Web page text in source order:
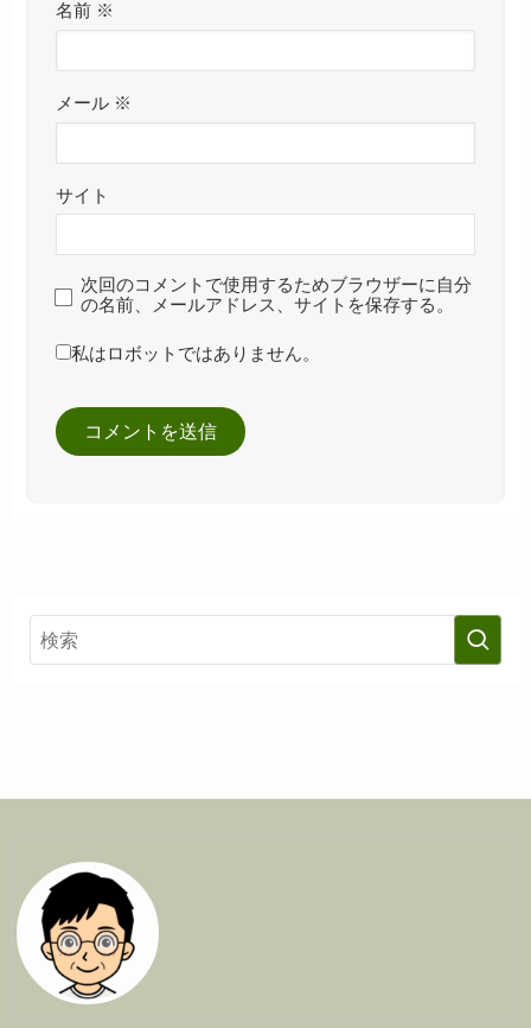
名前 ※
メール ※
サイト
次回のコメントで使用するためブラウザーに自分
の名前、メールアドレス、サイトを保存する。
私はロボットではありません。